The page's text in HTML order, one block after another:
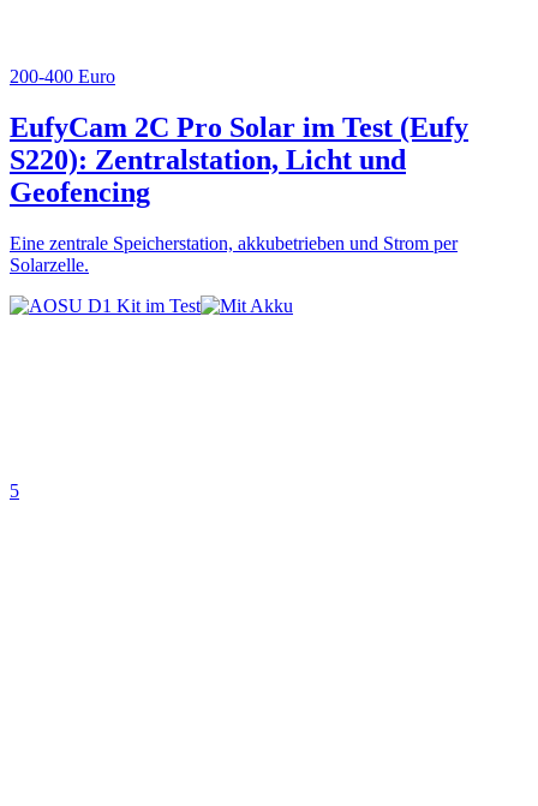
200-400 Euro
EufyCam 2C Pro Solar im Test (Eufy
S220): Zentralstation, Licht und
Geofencing
Eine zentrale Speicherstation, akkubetrieben und Strom per
Solarzelle.
5